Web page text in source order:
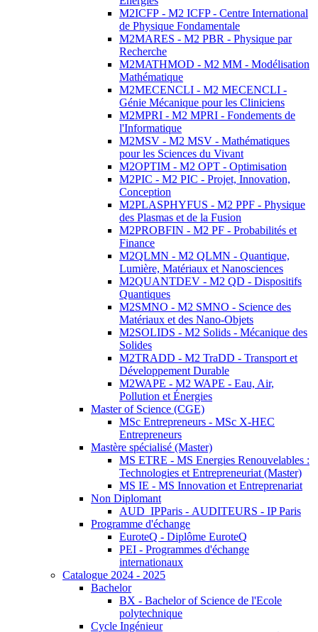
M2ICFP - M2 ICFP - Centre International
de Physique Fondamentale
M2MARES - M2 PBR - Physique par
Recherche
M2MATHMOD - M2 MM - Modélisation
Mathématique
M2MECENCLI - M2 MECENCLI -
Génie Mécanique pour les Cliniciens
M2MPRI - M2 MPRI - Fondements de
l'Informatique
M2MSV - M2 MSV - Mathématiques
pour les Sciences du Vivant
M2OPTIM - M2 OPT - Optimisation
M2PIC - M2 PIC - Projet, Innovation,
Conception
M2PLASPHYFUS - M2 PPF - Physique
des Plasmas et de la Fusion
M2PROBFIN - M2 PF - Probabilités et
Finance
M2QLMN - M2 QLMN - Quantique,
Lumière, Matériaux et Nanosciences
M2QUANTDEV - M2 QD - Dispositifs
Quantiques
M2SMNO - M2 SMNO - Science des
Matériaux et des Nano-Objets
M2SOLIDS - M2 Solids - Mécanique des
Solides
M2TRADD - M2 TraDD - Transport et
Développement Durable
M2WAPE - M2 WAPE - Eau, Air,
Pollution et Énergies
Master of Science (CGE)
MSc Entrepreneurs - MSc X-HEC
Entrepreneurs
Mastère spécialisé (Master)
MS ETRE - MS Energies Renouvelables :
Technologies et Entrepreneuriat (Master)
MS IE - MS Innovation et Entreprenariat
Non Diplomant
AUD_IPParis - AUDITEURS - IP Paris
Programme d'échange
EuroteQ - Diplôme EuroteQ
PEI - Programmes d'échange
internationaux
Catalogue 2024 - 2025
Bachelor
BX - Bachelor of Science de l'Ecole
polytechnique
Cycle Ingénieur